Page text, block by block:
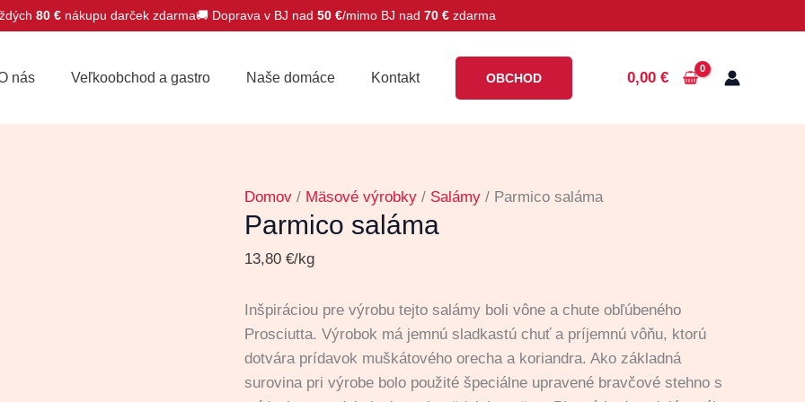
80 € nákupu darček zdarma🚚 Doprava v BJ nad 50 €/mimo BJ nad 70 € zdarma
nás Veľkoobchod a gastro Naše domáce Kontakt OBCHOD 0,00 €
Domov / Mäsové výrobky / Salámy / Parmico saláma
Parmico saláma
13,80 €/kg
Inšpiráciou pre výrobu tejto salámy boli vône a chute obľúbeného
Prosciutta. Výrobok má jemnú sladkastú chuť a príjemnú vôňu, ktorú
dotvára prídavok muškátového orecha a koriandra. Ako základná
surovina pri výrobe bolo použité špeciálne upravené bravčové stehno s
Parmico